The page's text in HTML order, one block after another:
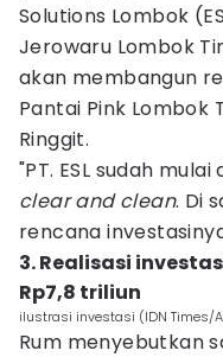
Solutions Lombok
Jerowaru Lombok
akan membangun
Pantai Pink Lombok
Ringgit.
"PT. ESL sudah
clear and clean. Di
rencana
3. Realisasi
Rp7,8 triliun
ilustrasi investasi (IDN Times/
Rum menyebutkan